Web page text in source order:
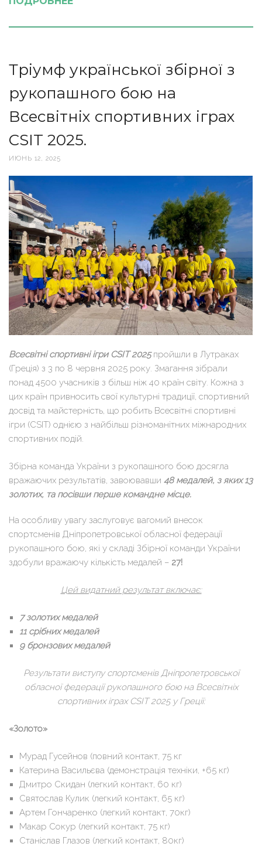
ПОДРОБНЕЕ
Тріумф української збірної з
рукопашного бою на
Всесвітніх спортивних іграх
CSIT 2025.
ИЮНЬ 12, 2025
Всесвітні спортивні ігри CSIT 2025пройшли в Лутраках
(Греція) з 3 по 8 червня 2025 року. Змагання зібрали
понад 4500 учасників з більш ніж 40 країн світу. Кожна з
цих країн привносить свої культурні традиції, спортивний
досвід та майстерність, що робить Всесвітні спортивні
ігри (CSIT) однією з найбільш різноманітних міжнародних
спортивних подій.
Збірна команда України з рукопашного бою досягла
вражаючих результатів, завоювавши 48 медалей, з яких 13
золотих, та посівши перше командне місце.
На особливу увагу заслуговує вагомий внесок
спортсменів Дніпропетровської обласної федерації
рукопашного бою, які у складі Збірної команди України
здобули вражаючу кількість медалей – 27!
Цей видатний результат включає:
7 золотих медалей
11 срібних медалей
9 бронзових медалей
Результати виступу спортсменів Дніпропетровської
обласної федерації рукопашного бою на Всесвітніх
спортивних іграх CSIT 2025 у Греції:
«Золото»
Мурад Гусейнов (повний контакт, 75 кг
Катерина Васильєва (демонстрація техніки, +65 кг)
Дмитро Скидан (легкий контакт, 60 кг)
Святослав Кулик (легкий контакт, 65 кг)
Артем Гончаренко (легкий контакт, 70кг)
Макар Сокур (легкий контакт, 75 кг)
Станіслав Глазов (легкий контакт, 80кг)